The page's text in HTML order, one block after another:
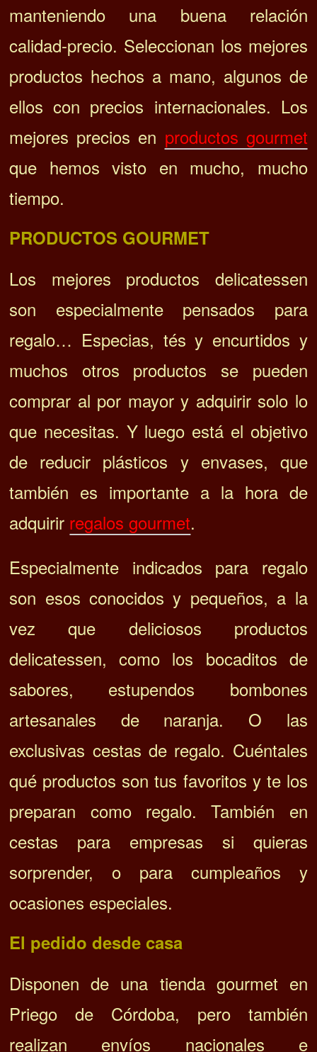
manteniendo una buena relación
calidad-precio. Seleccionan los mejores
productos hechos a mano, algunos de
ellos con precios internacionales. Los
mejores precios en productos gourmet
que hemos visto en mucho, mucho
tiempo.
PRODUCTOS GOURMET
Los mejores productos delicatessen
son especialmente pensados ​​para
regalo… Especias, tés y encurtidos y
muchos otros productos se pueden
comprar al por mayor y adquirir solo lo
que necesitas. Y luego está el objetivo
de reducir plásticos y envases, que
también es importante a la hora de
adquirir regalos gourmet.
Especialmente indicados para regalo
son esos conocidos y pequeños, a la
vez que deliciosos productos
delicatessen, como los bocaditos de
sabores, estupendos bombones
artesanales de naranja. O las
exclusivas cestas de regalo. Cuéntales
qué productos son tus favoritos y te los
preparan como regalo. También en
cestas para empresas si quieras
sorprender, o para cumpleaños y
ocasiones especiales.
El pedido desde casa
Disponen de una tienda gourmet en
Priego de Córdoba, pero también
realizan envíos nacionales e